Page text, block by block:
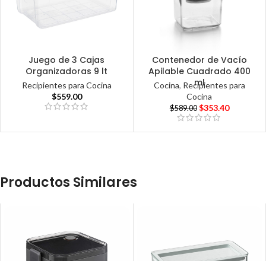
Juego de 3 Cajas
Organizadoras 9 lt
Recipientes para Cocina
$559.00
Contenedor de Vacío
Apilable Cuadrado 400
ml
Cocina, Recipientes para
Cocina
$589.00 $353.40
Productos Similares